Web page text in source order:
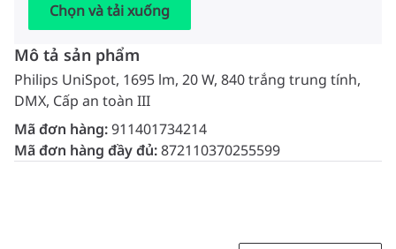
Chọn và tải xuống
Mô tả sản phẩm
Philips UniSpot, 1695 lm, 20 W, 840 trắng trung tính,
DMX, Cấp an toàn III
Mã đơn hàng:911401734214
Mã đơn hàng đầy đủ:872110370255599